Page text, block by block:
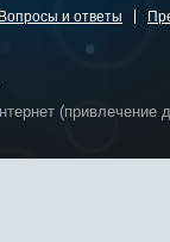
Вопросы и ответы
(привлечение